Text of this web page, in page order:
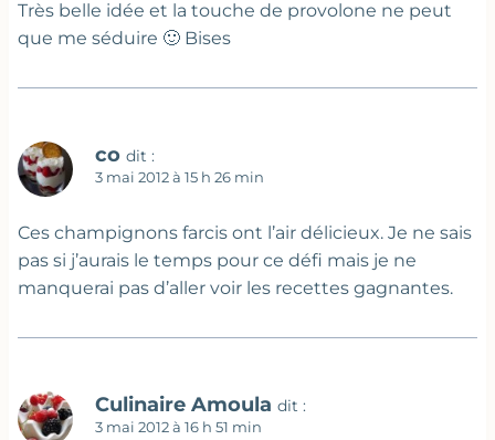
Très belle idée et la touche de provolone ne peut
que me séduire 🙂 Bises
co dit :
3 mai 2012 à 15 h 26 min
Ces champignons farcis ont l’air délicieux. Je ne sais
pas si j’aurais le temps pour ce défi mais je ne
manquerai pas d’aller voir les recettes gagnantes.
Culinaire Amoula dit :
3 mai 2012 à 16 h 51 min